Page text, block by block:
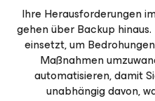
Ihre Herausforderungen
gehen über Backup
einsetzt, um
Maßnahmen
automatisieren, damit
unabhängig davon,